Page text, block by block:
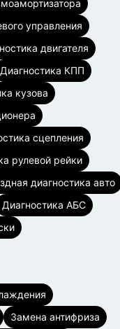
управления
двигателя
Диагностика КПП
кузова
сцепления
рулевой рейки
диагностика авто
Диагностика АБС
Замена антифриза